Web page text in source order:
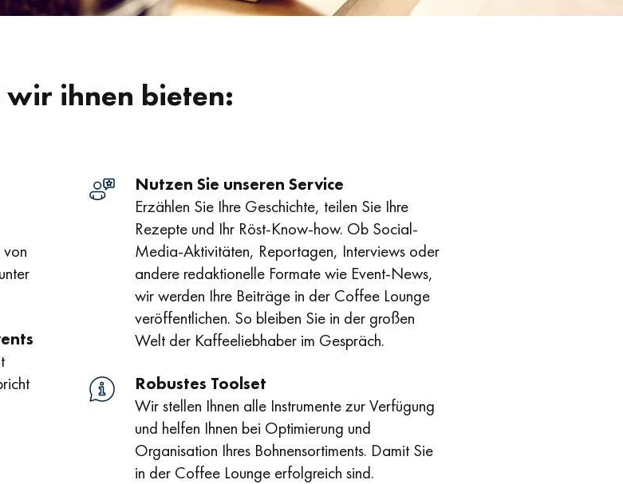
wir ihnen bieten:
Nutzen Sie unseren Service
Erzählen Sie Ihre Geschichte, teilen Sie Ihre
Rezepte und Ihr Röst-Know-how. Ob Social-
Media-Aktivitäten, Reportagen, Interviews oder
andere redaktionelle Formate wie Event-News,
wir werden Ihre Beiträge in der Coffee Lounge
veröffentlichen. So bleiben Sie in der großen
Welt der Kaffeeliebhaber im Gespräch.
Robustes Toolset
Wir stellen Ihnen alle Instrumente zur Verfügung
und helfen Ihnen bei Optimierung und
Organisation Ihres Bohnensortiments. Damit Sie
in der Coffee Lounge erfolgreich sind.